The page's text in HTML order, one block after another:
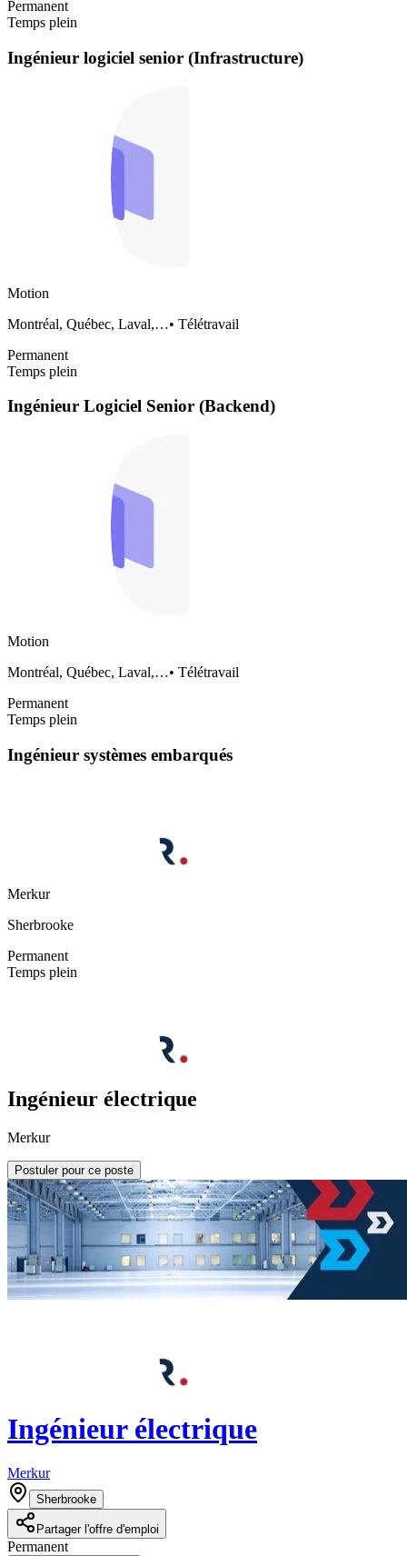
Permanent
Temps plein
Ingénieur logiciel senior (Infrastructure)
Motion
Montréal, Québec, Laval,…• Télétravail
Permanent
Temps plein
Ingénieur Logiciel Senior (Backend)
Motion
Montréal, Québec, Laval,…• Télétravail
Permanent
Temps plein
Ingénieur systèmes embarqués
Merkur
Sherbrooke
Permanent
Temps plein
Ingénieur électrique
Merkur
Postuler pour ce poste
Ingénieur électrique
Merkur
Sherbrooke
Partager l'offre d'emploi
Permanent